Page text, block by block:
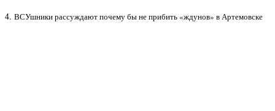
4. ВСУшники рассуждают почему бы не прибить «ждунов» в Артемовске